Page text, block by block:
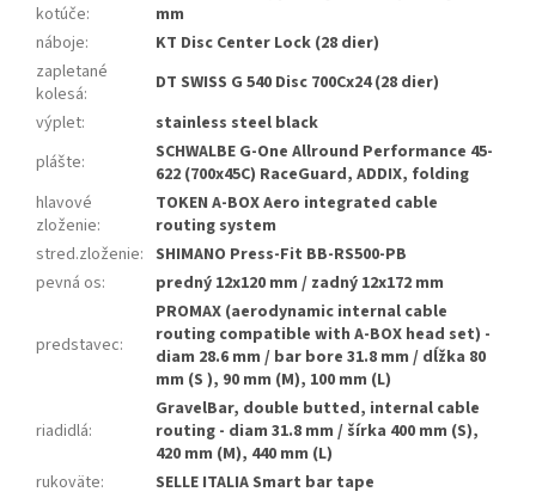
kotúče:
mm
náboje:
KT Disc Center Lock (28 dier)
zapletané
kolesá:
DT SWISS G 540 Disc 700Cx24 (28 dier)
výplet:
stainless steel black
plášte:
SCHWALBE G-One Allround Performance 45-
622 (700x45C) RaceGuard, ADDIX, folding
hlavové
zloženie:
TOKEN A-BOX Aero integrated cable
routing system
stred.zloženie: SHIMANO Press-Fit BB-RS500-PB
pevná os: predný 12x120 mm / zadný 12x172 mm
predstavec:
PROMAX (aerodynamic internal cable
routing compatible with A-BOX head set) -
diam 28.6 mm / bar bore 31.8 mm / dĺžka 80
mm (S ), 90 mm (M), 100 mm (L)
riadidlá:
GravelBar, double butted, internal cable
routing - diam 31.8 mm / šírka 400 mm (S),
420 mm (M), 440 mm (L)
rukoväte:
SELLE ITALIA Smart bar tape